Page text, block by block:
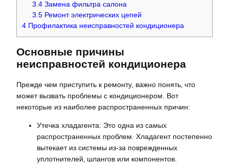
3.4 Замена фильтра салона
3.5 Ремонт электрических цепей
4 Профилактика неисправностей кондиционера
Основные причины
неисправностей кондиционера
Прежде чем приступить к ремонту‚ важно понять‚ что
может вызвать проблемы с кондиционером. Вот
некоторые из наиболее распространенных причин:
Утечка хладагента: Это одна из самых
распространенных проблем. Хладагент постепенно
вытекает из системы из-за поврежденных
уплотнителей‚ шлангов или компонентов.